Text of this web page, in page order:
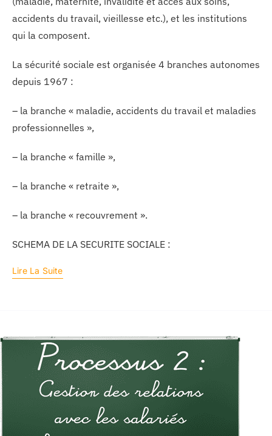
accidents du travail, vieillesse etc.), et les institutions
qui la composent.
La sécurité sociale est organisée 4 branches autonomes
depuis 1967 :
– la branche « maladie, accidents du travail et maladies
professionnelles »,
– la branche « famille »,
– la branche « retraite »,
– la branche « recouvrement ».
SCHEMA DE LA SECURITE SOCIALE :
Lire La Suite